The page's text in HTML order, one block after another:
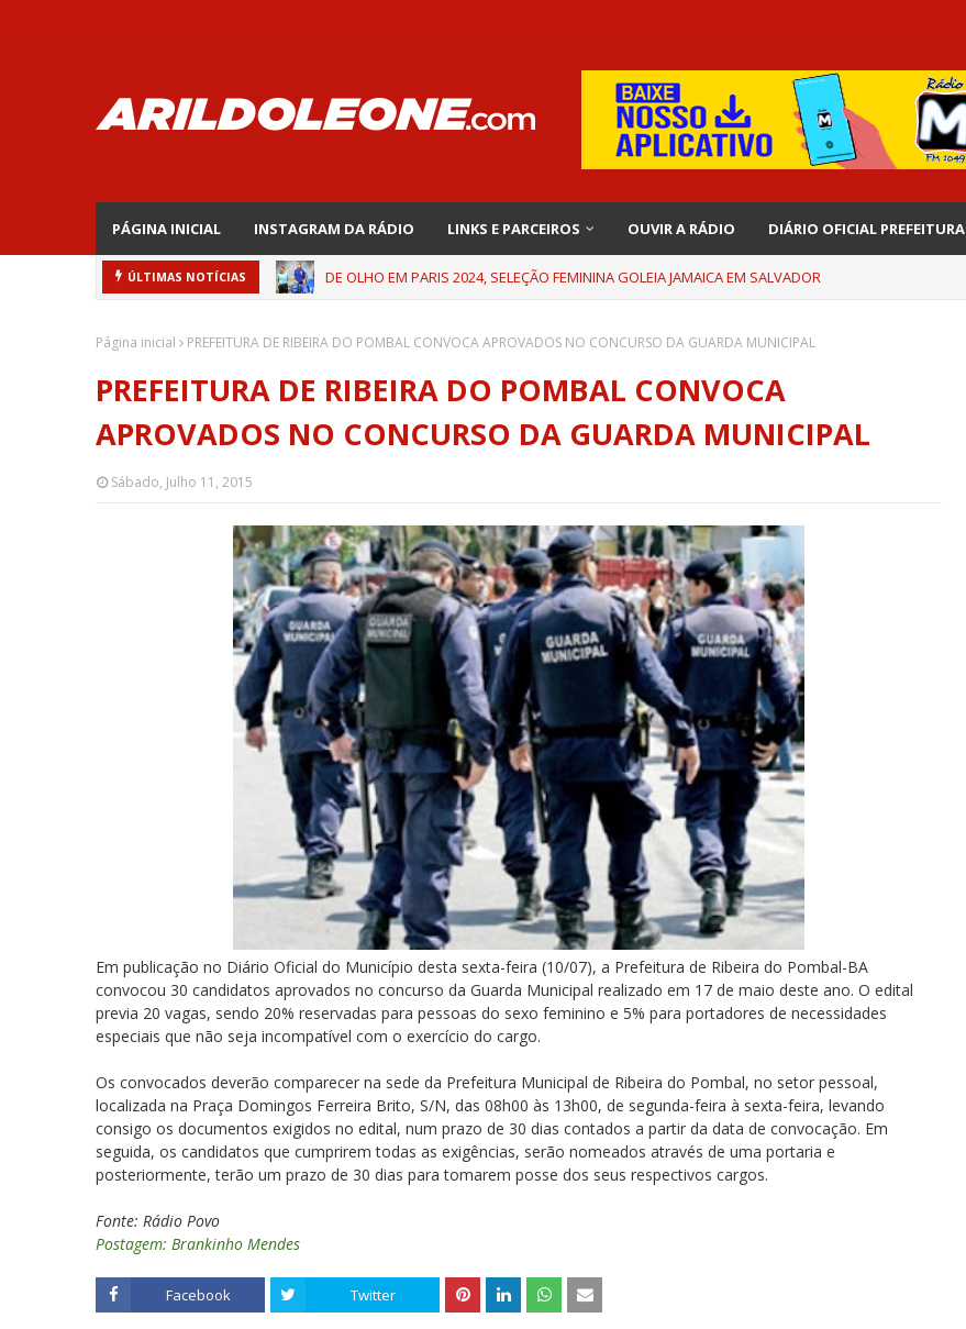
PÁGINA INICIAL INSTAGRAM DA RÁDIO LINKS E PARCEIROS OUVIR A RÁDIO DIÁRIO OFICIAL PREFEITURA
ÚLTIMAS NOTÍCIAS DE OLHO EM PARIS 2024, SELEÇÃO FEMININA GOLEIA JAMAICA EM SALVADOR
Página inicial PREFEITURA DE RIBEIRA DO POMBAL CONVOCA APROVADOS NO CONCURSO DA GUARDA MUNICIPAL
PREFEITURA DE RIBEIRA DO POMBAL CONVOCA
APROVADOS NO CONCURSO DA GUARDA MUNICIPAL
Sábado, Julho 11, 2015
Em publicação no Diário Oficial do Município desta sexta-feira (10/07), a Prefeitura de Ribeira do Pombal-BA
convocou 30 candidatos aprovados no concurso da Guarda Municipal realizado em 17 de maio deste ano. O edital
previa 20 vagas, sendo 20% reservadas para pessoas do sexo feminino e 5% para portadores de necessidades
especiais que não seja incompatível com o exercício do cargo.
Os convocados deverão comparecer na sede da Prefeitura Municipal de Ribeira do Pombal, no setor pessoal,
localizada na Praça Domingos Ferreira Brito, S/N, das 08h00 às 13h00, de segunda-feira à sexta-feira, levando
consigo os documentos exigidos no edital, num prazo de 30 dias contados a partir da data de convocação. Em
seguida, os candidatos que cumprirem todas as exigências, serão nomeados através de uma portaria e
posteriormente, terão um prazo de 30 dias para tomarem posse dos seus respectivos cargos.
Fonte: Rádio Povo
Postagem: Brankinho Mendes
Facebook Twitter